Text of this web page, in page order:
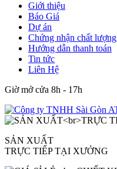
Giới thiệu
Báo Giá
Dự án
Chứng nhận chất lượng
Hướng dẫn thanh toán
Tin tức
Liên Hệ
Giờ mở cửa 8h - 17h
SẢN XUẤT
TRỰC TIẾP TẠI XƯỞNG